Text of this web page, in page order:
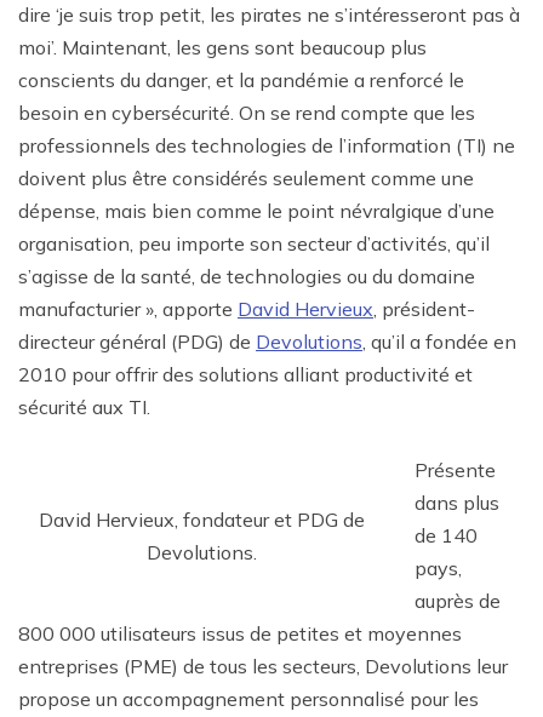
dire ‘je suis trop petit, les pirates ne s’intéresseront pas à
moi’. Maintenant, les gens sont beaucoup plus
conscients du danger, et la pandémie a renforcé le
besoin en cybersécurité. On se rend compte que les
professionnels des technologies de l’information (TI) ne
doivent plus être considérés seulement comme une
dépense, mais bien comme le point névralgique d’une
organisation, peu importe son secteur d’activités, qu’il
s’agisse de la santé, de technologies ou du domaine
manufacturier », apporte David Hervieux , président-
directeur général (PDG) de Devolutions , qu’il a fondée en
2010 pour offrir des solutions alliant productivité et
sécurité aux TI.
David Hervieux, fondateur et PDG de
Devolutions.
Présente
dans plus
de 140
pays,
auprès de
800 000 utilisateurs issus de petites et moyennes
entreprises (PME) de tous les secteurs, Devolutions leur
propose un accompagnement personnalisé pour les